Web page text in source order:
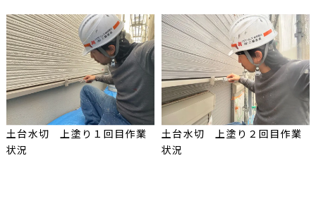
土台水切 上塗り１回目作業
状況
土台水切 上塗り２回目作業
状況